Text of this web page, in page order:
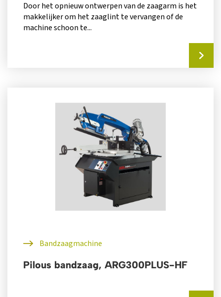
Door het opnieuw ontwerpen van de zaagarm is het
makkelijker om het zaaglint te vervangen of de
machine schoon te...
Bandzaagmachine
Pilous bandzaag, ARG300PLUS-HF